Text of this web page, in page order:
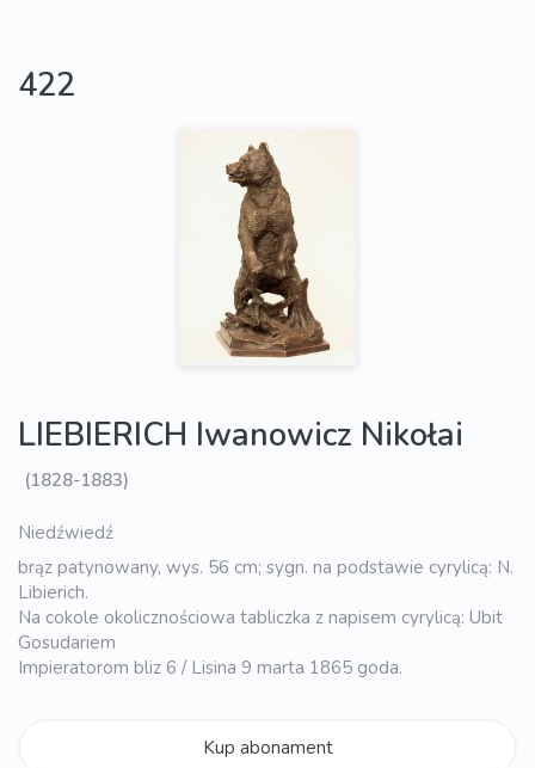
422
LIEBIERICH Iwanowicz Nikołai
(1828-1883)
Niedźwiedź
brąz patynowany, wys. 56 cm; sygn. na podstawie cyrylicą: N.
Libierich.
Na cokole okolicznościowa tabliczka z napisem cyrylicą: Ubit
Gosudariem
Impieratorom bliz 6 / Lisina 9 marta 1865 goda.
Kup abonament